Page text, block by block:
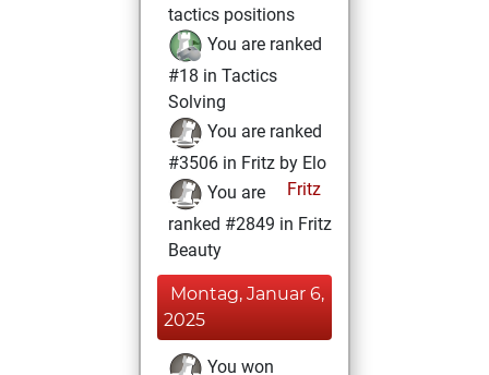
tactics positions
You are ranked
#18 in Tactics
Solving
You are ranked
#3506 in Fritz by Elo
Fritz
You are
ranked #2849 in Fritz
Beauty
Montag, Januar 6,
2025
You won